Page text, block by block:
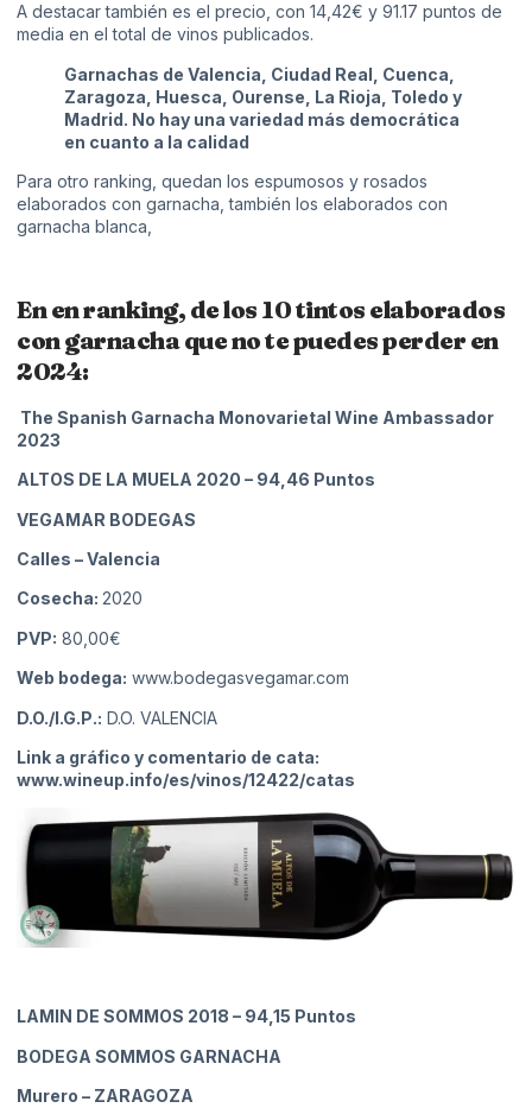
A destacar también es el precio, con 14,42€ y 91.17 puntos de
media en el total de vinos publicados.
Garnachas de Valencia, Ciudad Real, Cuenca,
Zaragoza, Huesca, Ourense, La Rioja, Toledo y
Madrid. No hay una variedad más democrática
en cuanto a la calidad
Para otro ranking, quedan los espumosos y rosados
elaborados con garnacha, también los elaborados con
garnacha blanca,
En en ranking, de los 10 tintos elaborados
con garnacha que no te puedes perder en
2024:
The Spanish Garnacha Monovarietal Wine Ambassador
2023
ALTOS DE LA MUELA 2020 – 94,46 Puntos
VEGAMAR BODEGAS
Calles – Valencia
Cosecha: 2020
PVP: 80,00€
Web bodega: www.bodegasvegamar.com
D.O./I.G.P.: D.O. VALENCIA
Link a gráfico y comentario de cata:
www.wineup.info/es/vinos/12422/catas
LAMIN DE SOMMOS 2018 – 94,15 Puntos
BODEGA SOMMOS GARNACHA
Murero – ZARAGOZA